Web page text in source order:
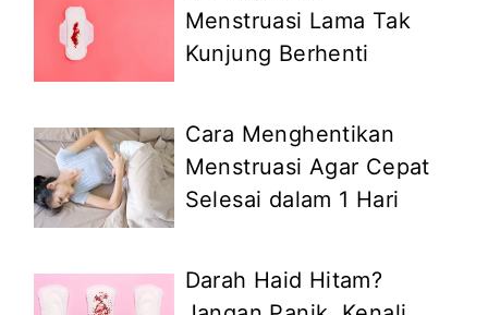
Menstruasi Lama Tak
Kunjung Berhenti
Cara Menghentikan
Menstruasi Agar Cepat
Selesai dalam 1 Hari
Darah Haid Hitam?